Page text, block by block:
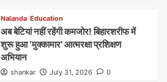
Nalanda Education
अब बेटियां नहीं रहेंगी कमजोर! बिहारशरीफ में
शुरू हुआ ‘मुक्कामार’ आत्मरक्षा प्रशिक्षण
अभियान
shankar July 31, 2026 0